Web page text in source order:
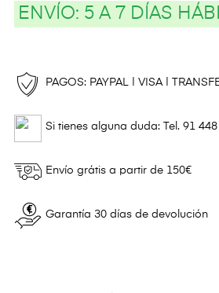
ENVÍO: 5 A 7 DÍAS
PAGOS: PAYPAL | VISA |
Si tienes alguna duda: Tel. 91
Envío grátis a partir de 150€
Garantía 30 días de devolución